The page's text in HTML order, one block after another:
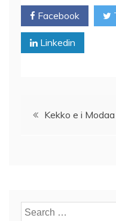
Facebook
Linkedin
PostKekko e i Modaa
Search